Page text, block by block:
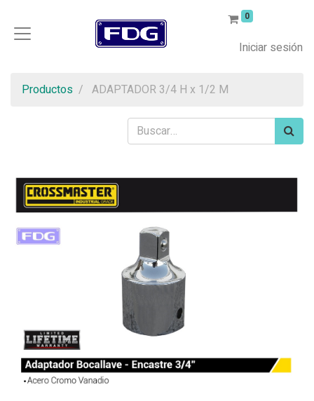
0
Iniciar sesión
Productos ADAPTADOR 3/4 H x 1/2 M